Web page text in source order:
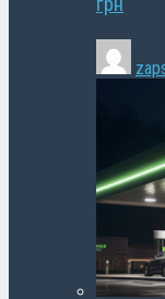
грн